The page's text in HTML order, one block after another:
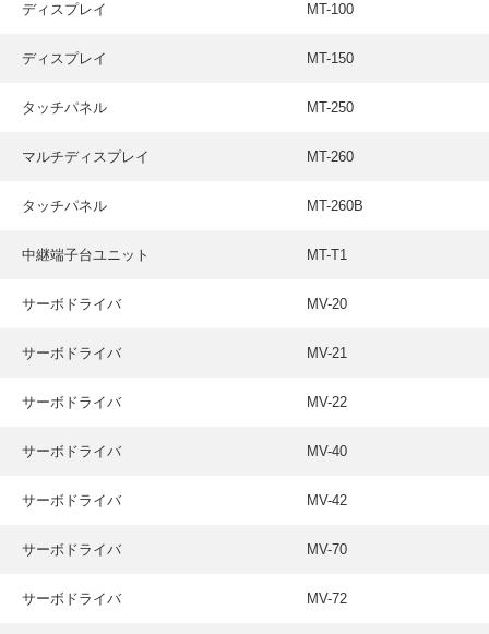
ディスプレイ MT-100
ディスプレイ MT-150
タッチパネル MT-250
マルチディスプレイ MT-260
タッチパネル MT-260B
中継端子台ユニット MT-T1
サーボドライバ MV-20
サーボドライバ MV-21
サーボドライバ MV-22
サーボドライバ MV-40
サーボドライバ MV-42
サーボドライバ MV-70
サーボドライバ MV-72